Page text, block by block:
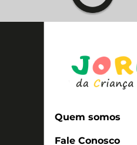
Quem somos
Fale Conosco